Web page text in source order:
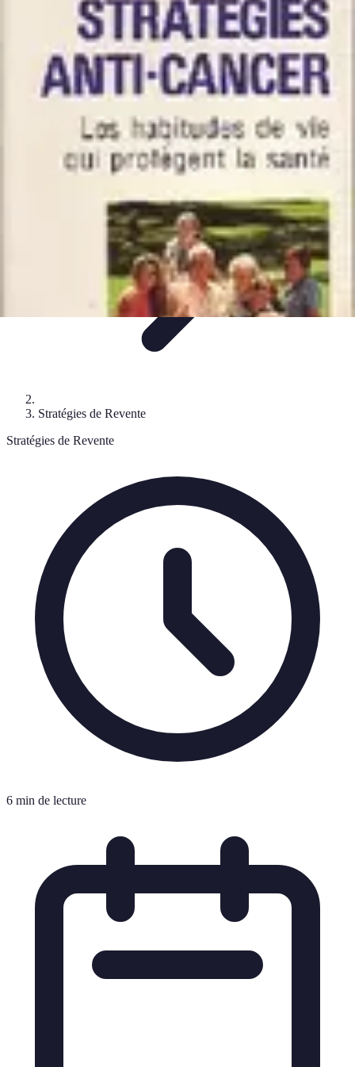
Revente Cadeaux Noël
Stratégies de Revente
Conseils pratiques
Astuces de
Préparation à la reventeÉvaluation et Prix
Revente Cadeaux Noël
Stratégies de Revente
Stratégies de Revente
6 min de lecture